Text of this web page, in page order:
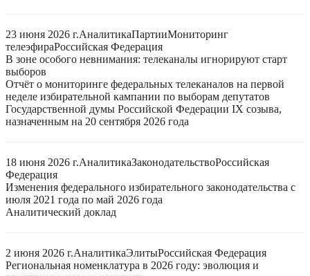
23 июня 2026 г.АналитикаПартииМониторинг
телеэфираРоссийская Федерация
В зоне особого невнимания: телеканалы игнорируют старт
выборов
Отчёт о мониторинге федеральных телеканалов на первой
неделе избирательной кампании по выборам депутатов
Государственной думы Российской Федерации IX созыва,
назначенным на 20 сентября 2026 года
18 июня 2026 г.АналитикаЗаконодательствоРоссийская
Федерация
Изменения федерального избирательного законодательства с
июля 2021 года по май 2026 года
Аналитический доклад
2 июня 2026 г.АналитикаЭлитыРоссийская Федерация
Региональная номенклатура в 2026 году: эволюция и